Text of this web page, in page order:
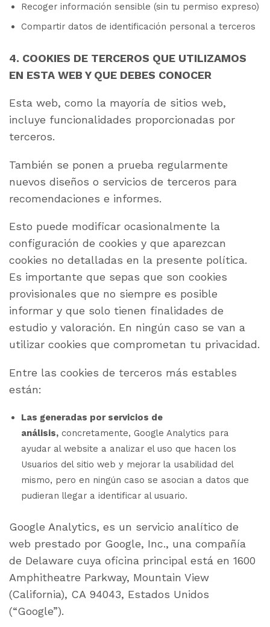
Recoger información sensible (sin tu permiso expreso)
Compartir datos de identificación personal a terceros
4. COOKIES DE TERCEROS QUE UTILIZAMOS
EN ESTA WEB Y QUE DEBES CONOCER
Esta web, como la mayoría de sitios web,
incluye funcionalidades proporcionadas por
terceros.
También se ponen a prueba regularmente
nuevos diseños o servicios de terceros para
recomendaciones e informes.
Esto puede modificar ocasionalmente la
configuración de cookies y que aparezcan
cookies no detalladas en la presente política.
Es importante que sepas que son cookies
provisionales que no siempre es posible
informar y que solo tienen finalidades de
estudio y valoración. En ningún caso se van a
utilizar cookies que comprometan tu privacidad.
Entre las cookies de terceros más estables
están:
Las generadas por servicios de
análisis, concretamente, Google Analytics para
ayudar al website a analizar el uso que hacen los
Usuarios del sitio web y mejorar la usabilidad del
mismo, pero en ningún caso se asocian a datos que
pudieran llegar a identificar al usuario.
Google Analytics, es un servicio analítico de
web prestado por Google, Inc., una compañía
de Delaware cuya oficina principal está en 1600
Amphitheatre Parkway, Mountain View
(California), CA 94043, Estados Unidos
(“Google”).